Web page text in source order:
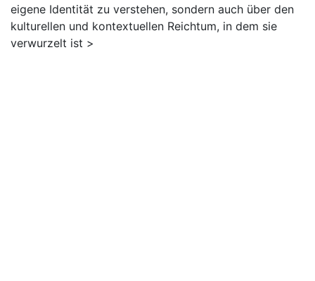
eigene Identität zu verstehen, sondern auch über den
kulturellen und kontextuellen Reichtum, in dem sie
verwurzelt ist >